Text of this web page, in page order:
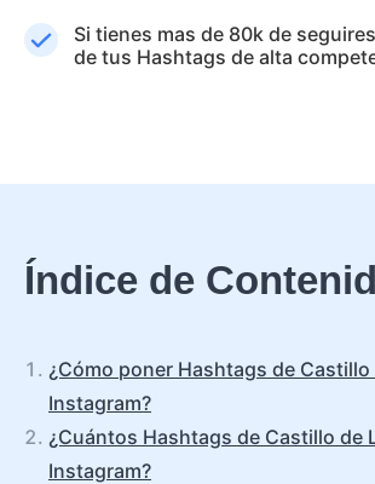
Si tienes mas de 80k de
de tus Hashtags de alta
Índice de
¿Cómo poner Hashtags de Castillo
Instagram?
¿Cuántos Hashtags de Castillo de
Instagram?